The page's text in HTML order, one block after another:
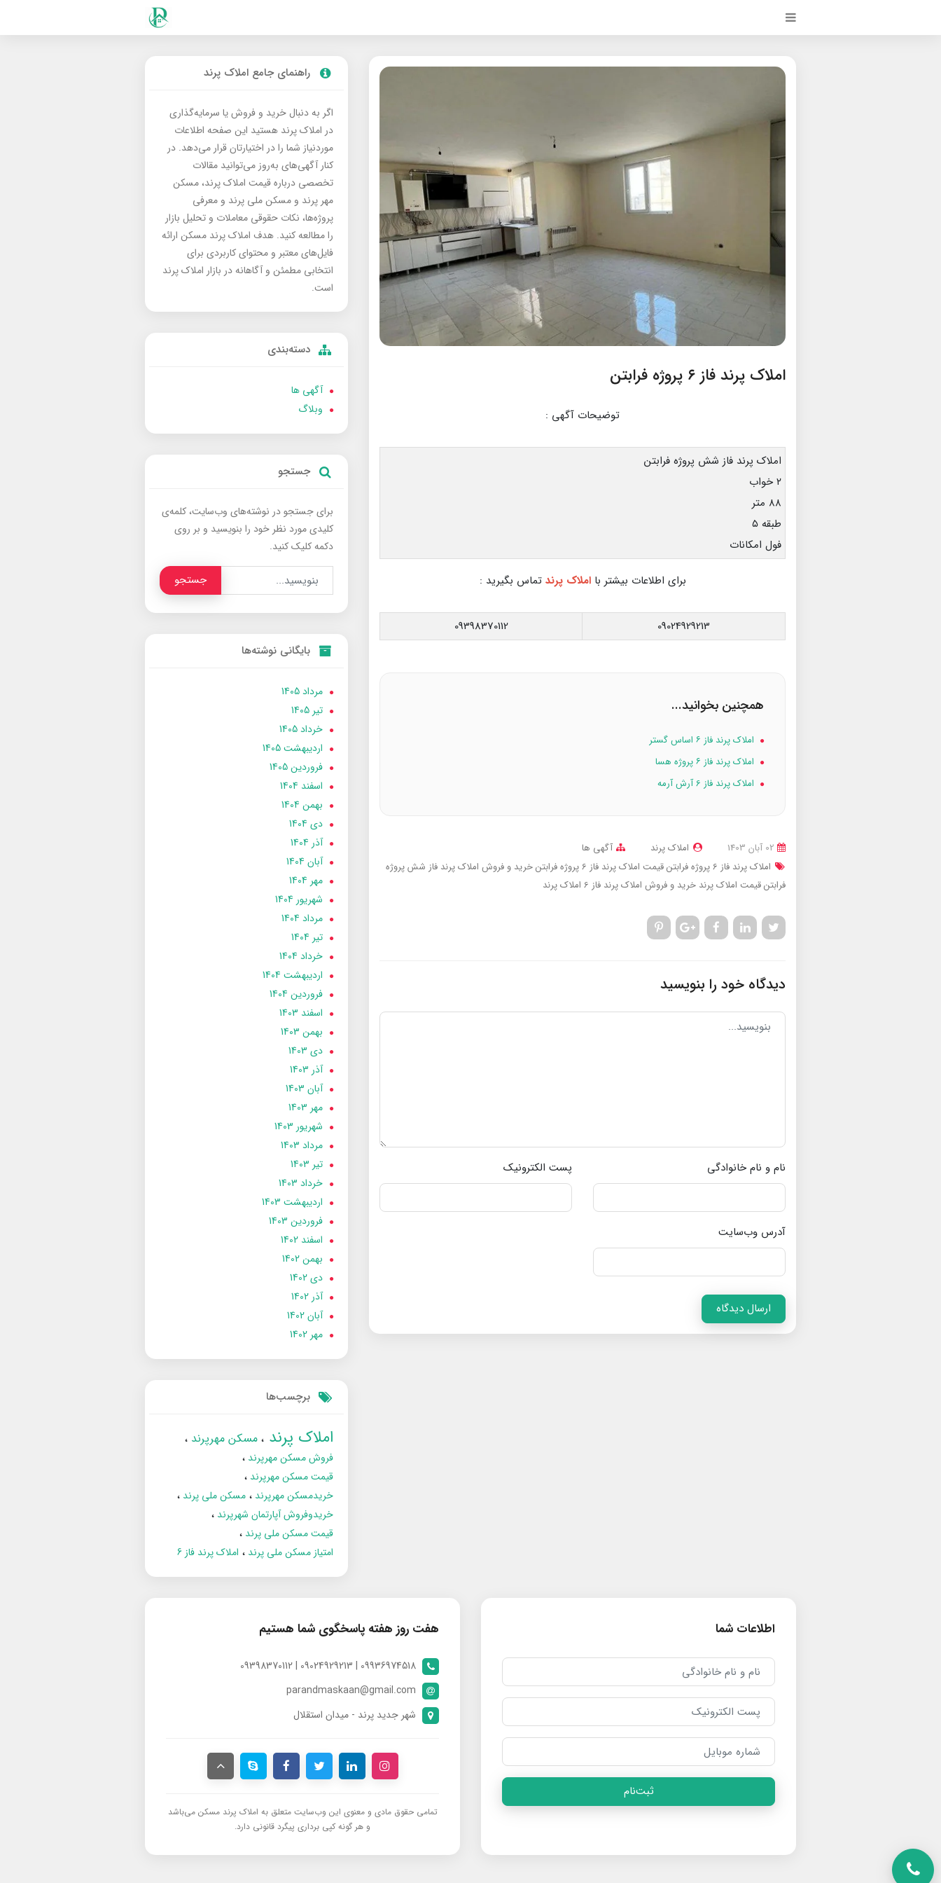
املاک پرند فاز ۶ پروژه فرابتن
توضیحات آگهی :
املاک پرند فاز شش پروژه فرابتن
۲ خواب
۸۸ متر
طبقه ۵
فول امکانات
برای اطلاعات بیشتر بااملاک پرندتماس بگیرید :
09024929213
09398370112
همچنین بخوانید...
املاک پرند فاز ۶ اساس گستر
املاک پرند فاز ۶ پروژه هسا
املاک پرند فاز 6 آرش آرمه
املاک پرند
آگهی ها
املاک پرند فاز 6 پروژه فرابتن
قیمت املاک پرند فاز 6 پروژه فرابتن
خرید و فروش املاک پرند فاز شش پروژه
فرابتنقیمت املاک پرند خرید و فروش املاک پرند فاز 6 املاک پرند
دیدگاه خود را بنویسید
نام و نام خانوادگی پست الکترونیک
آدرس وب‌سایت
ارسال دیدگاه
راهنمای جامع املاک پرند
اگر به دنبال خرید و فروش یا سرمایه‌گذاری
در املاک پرند هستید این صفحه اطلاعات
موردنیاز شما را در اختیارتان قرار می‌دهد. در
کنار آگهی‌های به‌روز می‌توانید مقالات
تخصصی درباره قیمت املاک پرند، مسکن
مهر پرند و مسکن ملی پرند و معرفی
پروژه‌ها، نکات حقوقی معاملات و تحلیل بازار
را مطالعه کنید. هدف املاک پرند مسکن ارائه
فایل‌های معتبر و محتوای کاربردی برای
انتخابی مطمئن و آگاهانه در بازار املاک پرند
است.
دسته‌بندی
آگهی ها
وبلاگ
جستجو
برای جستجو در نوشته‌های وب‌سایت، کلمه‌ی
کلیدی مورد نظر خود را بنویسید و بر روی
دکمه کلیک کنید.
جستجو
بایگانی نوشته‌ها
مرداد 1405
تير 1405
خرداد 1405
ارديبهشت 1405
فروردین 1405
اسفند 1404
بهمن 1404
دی 1404
آذر 1404
آبان 1404
مهر 1404
شهریور 1404
مرداد 1404
تير 1404
خرداد 1404
ارديبهشت 1404
فروردین 1404
اسفند 1403
بهمن 1403
دی 1403
آذر 1403
آبان 1403
مهر 1403
شهریور 1403
مرداد 1403
تير 1403
خرداد 1403
ارديبهشت 1403
فروردین 1403
اسفند 1402
بهمن 1402
دی 1402
آذر 1402
آبان 1402
مهر 1402
برچسب‌ها
املاک پرند مسکن مهرپرند
فروش مسکن مهرپرند
قیمت مسکن مهرپرند
خریدمسکن مهرپرند
مسکن ملی پرند
خریدوفروش آپارتمان شهرپرند
قیمت مسکن ملی پرند
امتیاز مسکن ملی پرند
املاک پرند فاز 6
اطلاعات شما
ثبت‌نام
هفت روز هفته پاسخگوی شما هستیم
09936974518 | 09024929213 | 09398370112
parandmaskaan@gmail.com
شهر جدید پرند - میدان استقلال
تمامی حقوق مادی و معنوی این وب‌سایت متعلق به املاک پرند مسکن می‌باشد
و هر گونه کپی برداری پیگرد قانونی دارد.